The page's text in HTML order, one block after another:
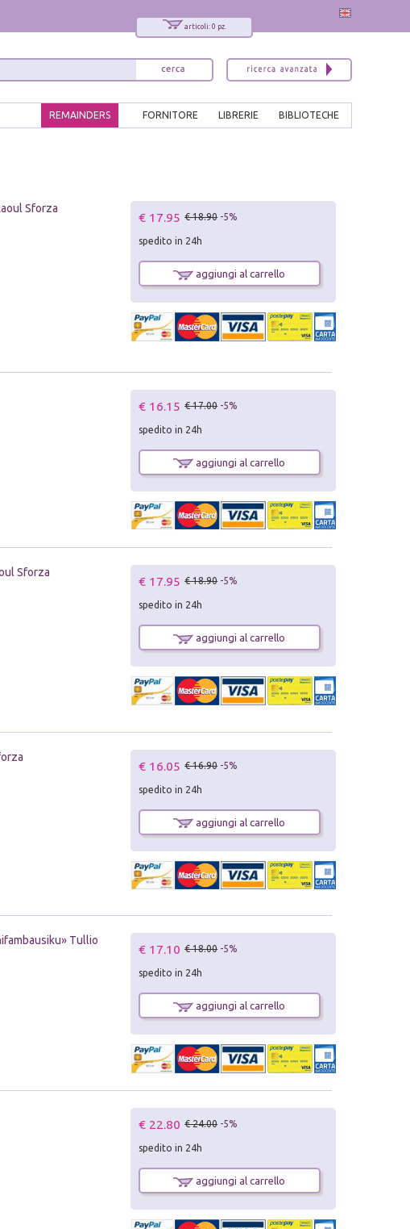
articoli: 0 pz.
BIBLIOTECHE
LIBRERIE
FORNITORE
REMAINDERS
Sforza
€ 17.95 € 18.90 -5%
spedito in 24h
aggiungi al carrello
€ 16.15 € 17.00 -5%
spedito in 24h
aggiungi al carrello
Sforza
€ 17.95 € 18.90 -5%
spedito in 24h
aggiungi al carrello
€ 16.05 € 16.90 -5%
spedito in 24h
aggiungi al carrello
Tullio
€ 17.10 € 18.00 -5%
spedito in 24h
aggiungi al carrello
€ 22.80 € 24.00 -5%
spedito in 24h
aggiungi al carrello